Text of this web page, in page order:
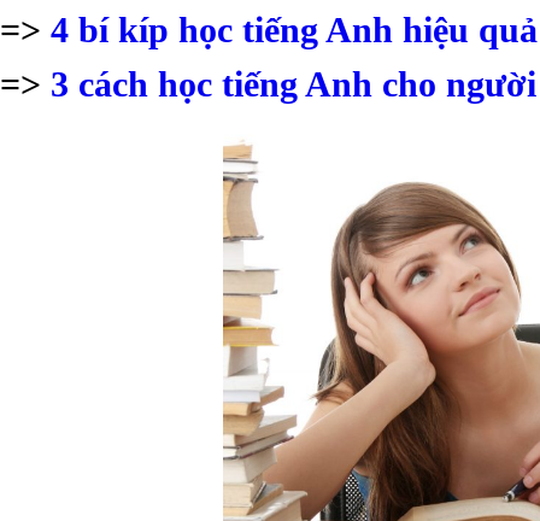
=> 4 bí kíp học tiếng Anh hiệu
=> 3 cách học tiếng Anh cho